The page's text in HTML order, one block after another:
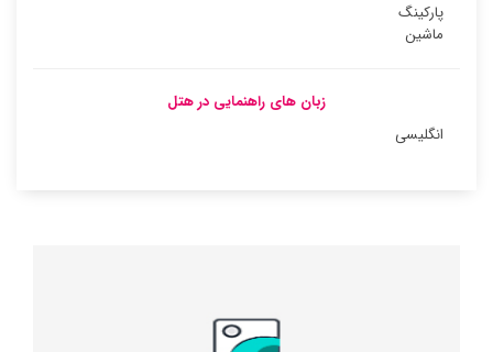
پارکینگ
ماشین
زبان های راهنمایی در هتل
انگلیسی